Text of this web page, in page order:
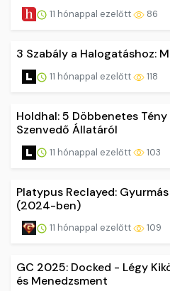
11 hónappal ezelőtt 86
3 Szabály a Halogatáshoz:
11 hónappal ezelőtt 118
Holdhal: 5 Döbbenetes
Szenvedő Állatáról
11 hónappal ezelőtt 103
Platypus Reclayed:
(2024-ben)
11 hónappal ezelőtt 109
GC 2025: Docked - Légy
és Menedzsment